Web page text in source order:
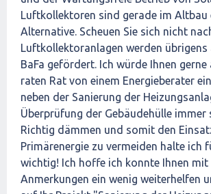
Luftkollektoren sind gerade im Altbau
Alternative. Scheuen Sie sich nicht
Luftkollektoranlagen werden übrigens
BaFa gefördert. Ich würde Ihnen gerne
raten Rat von einem Energieberater
neben der Sanierung der
Überprüfung der Gebäudehülle immer
Richtig dämmen und somit den
Primärenergie zu vermeiden halte ich
wichtig! Ich hoffe ich konnte Ihnen mit
Anmerkungen ein wenig weiterhelfen